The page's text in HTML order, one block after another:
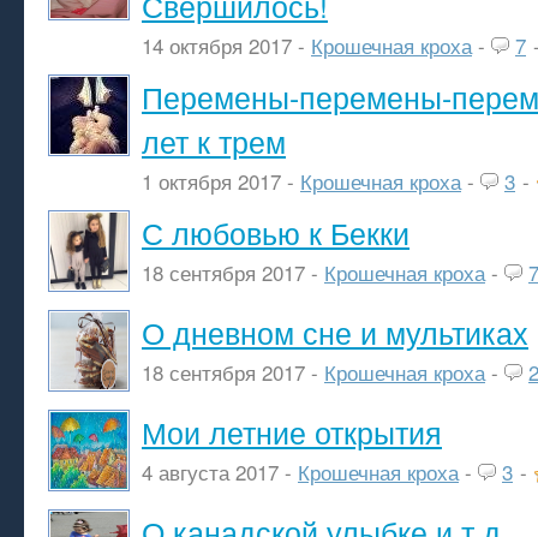
14 октября 2017 - Крошечная кроха- 7
Перемены-перемены-
лет к трем
1 октября 2017 - Крошечная кроха- 3 -
С любовью к Бекки
18 сентября 2017 - Крошечная кроха- 7
О дневном сне и мультиках
18 сентября 2017 - Крошечная кроха- 2
Мои летние открытия
4 августа 2017 - Крошечная кроха- 3 -